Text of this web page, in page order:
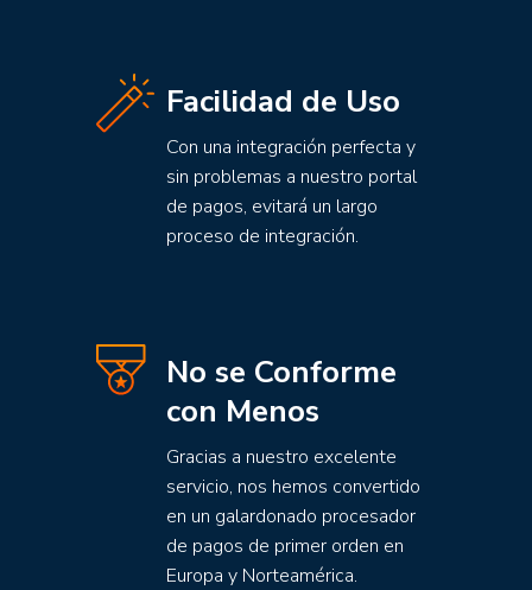
Facilidad de Uso
Con una integración perfecta y
sin problemas a nuestro portal
de pagos, evitará un largo
proceso de integración.
No se Conforme
con Menos
Gracias a nuestro excelente
servicio, nos hemos convertido
en un galardonado procesador
de pagos de primer orden en
Europa y Norteamérica.